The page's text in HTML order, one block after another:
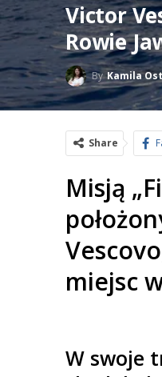
Victor
Rowie
ByKamila
Share
Misją
miejsc
W swoje